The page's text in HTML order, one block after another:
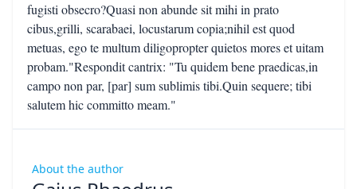
fugisti obsecro?Quasi non abunde sit mihi in prato
cibus,grilli, scarabaei, locustarum copia;nihil est quod
metuas, ego te multum diligopropter quietos mores et uitam
probam."Respondit cantrix: "Tu quidem bene praedicas,in
campo non par, [par] sum sublimis tibi.Quin sequere; tibi
salutem hic committo meam."
About the author